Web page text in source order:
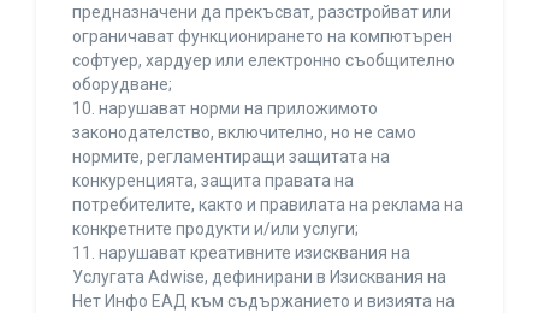
предназначени да прекъсват, разстройват или
ограничават функционирането на компютърен
софтуер, хардуер или електронно съобщително
оборудване;
10. нарушават норми на приложимото
законодателство, включително, но не само
нормите, регламентиращи защитата на
конкуренцията, защита правата на
потребителите, както и правилата на реклама на
конкретните продукти и/или услуги;
11. нарушават креативните изисквания на
Услугата Adwise, дефинирани в Изисквания на
Нет Инфо ЕАД към съдържанието и визията на